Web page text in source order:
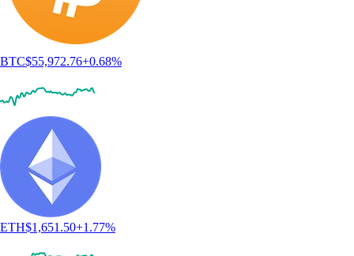
BTC$55,972.76+0.68%
ETH$1,651.50+1.77%